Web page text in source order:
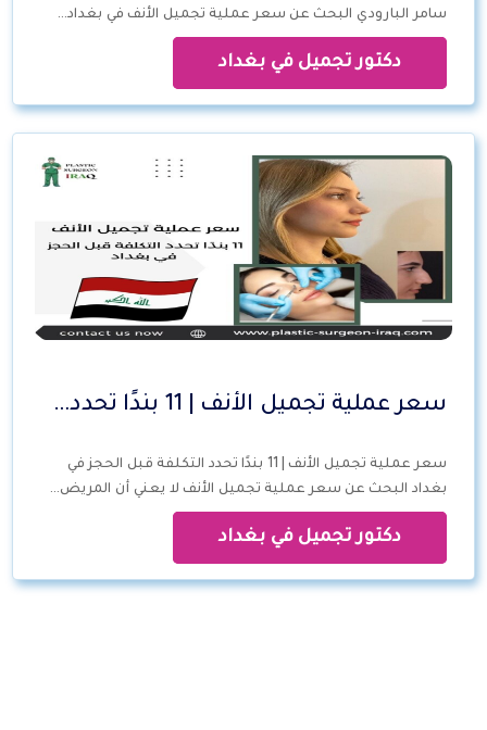
سامر البارودي البحث عن سعر عملية تجميل الأنف في بغداد…
دكتور تجميل في بغداد
سعر عملية تجميل الأنف | 11 بندًا تحدد…
سعر عملية تجميل الأنف | 11 بندًا تحدد التكلفة قبل الحجز في
بغداد البحث عن سعر عملية تجميل الأنف لا يعني أن المريض…
دكتور تجميل في بغداد